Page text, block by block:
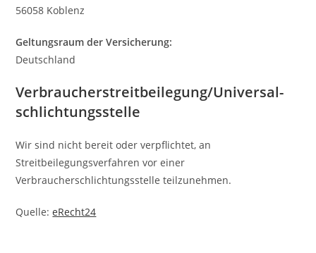
56058 Koblenz
Geltungsraum der Versicherung:
Deutschland
Verbraucher­streit­beilegung/Universal­
schlichtungs­stelle
Wir sind nicht bereit oder verpflichtet, an
Streitbeilegungsverfahren vor einer
Verbraucherschlichtungsstelle teilzunehmen.
Quelle:eRecht24